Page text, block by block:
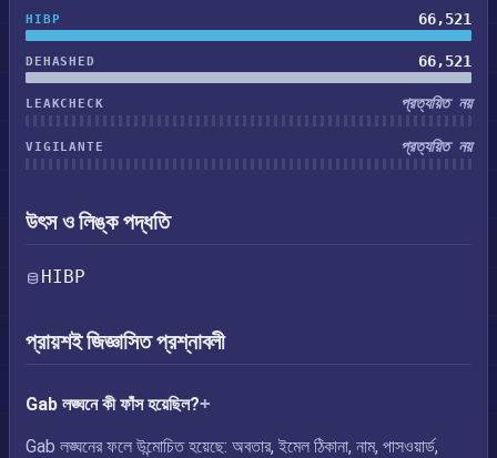
HIBP 66,521
DEHASHED 66,521
LEAKCHECK প্রত্যয়িত নয়
VIGILANTE প্রত্যয়িত নয়
উৎস ও লিঙ্ক পদ্ধতি
HIBP
প্রায়শই জিজ্ঞাসিত প্রশ্নাবলী
Gab লঙ্ঘনে কী ফাঁস হয়েছিল?
Gab লঙ্ঘনের ফলে উন্মোচিত হয়েছে: অবতার, ইমেল ঠিকানা, নাম, পাসওয়ার্ড,